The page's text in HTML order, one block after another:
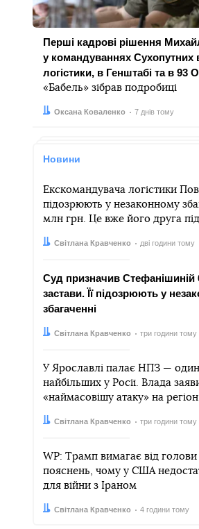
Перші кадрові рішення
у командуваннях Сухопутних
логістики, в Генштабі та в 93
«Бабель» зібрав подробиці
Автор:
Оксана Коваленко
Дата: 7 днів тому
Новини
Екскомандувача логістики
підозрюють у незаконному
млн грн. Це вже його друга
Автор:
Світлана Кравченко
Дата: дві години тому
Суд призначив Стефанішиній
застави. Її підозрюють у
збагаченні
Автор:
Світлана Кравченко
Дата: три години тому
У Ярославлі палає НПЗ —
найбільших у Росії. Влада
«наймасовішу атаку» на регіон
Автор:
Світлана Кравченко
Дата: три години тому
WP: Трамп вимагає від
пояснень, чому у США
для війни з Іраном
Автор:
Світлана Кравченко
Дата: 4 години тому